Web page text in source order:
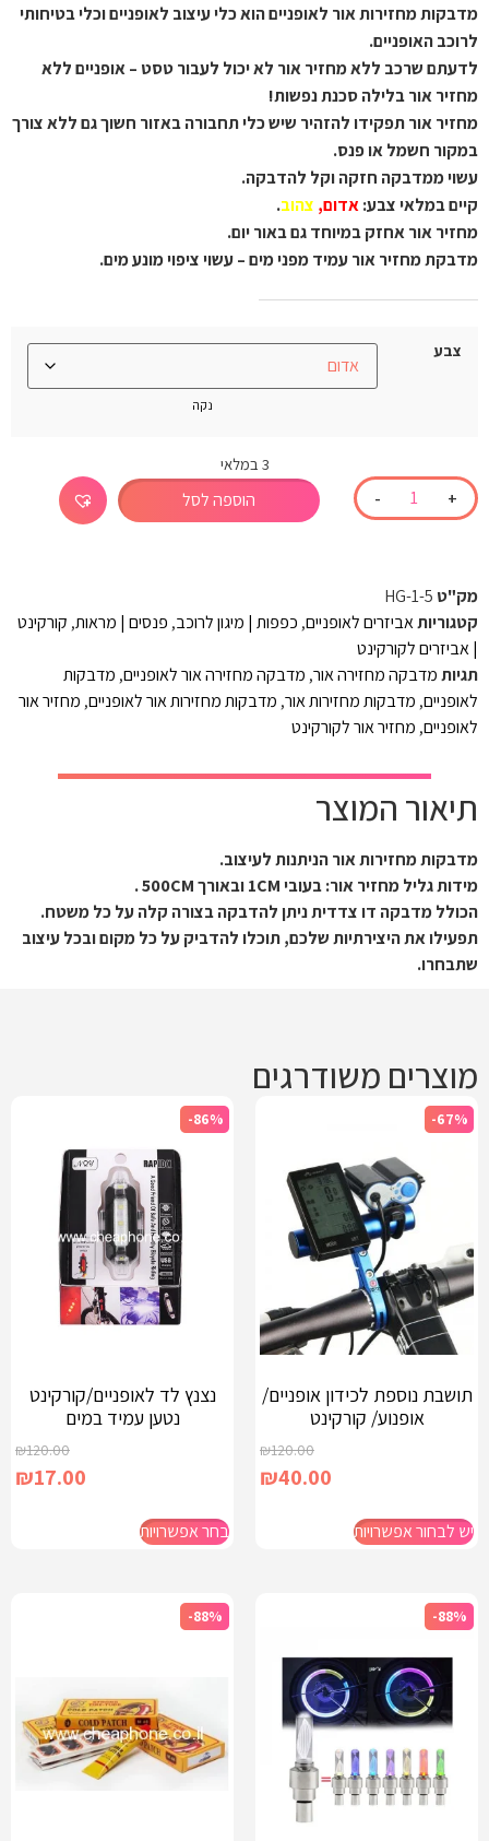
מדבקות מחזירות אור לאופניים הוא כלי עיצוב לאופניים וכלי בטיחותי
לרוכב האופניים.
לדעתם שרכב ללא מחזיר אור לא יכול לעבור טסט – אופניים ללא
מחזיר אור בלילה סכנת נפשות!
מחזיר אור תפקידו להזהיר שיש כלי תחבורה באזור חשוך גם ללא צורך
במקור חשמל או פנס.
עשוי ממדבקה חזקה וקל להדבקה.
קיים במלאי צבע:אדום, צהוב.
מחזיר אור אחזק במיוחד גם באור יום.
מדבקת מחזיר אור עמיד מפני מים – עשוי ציפוי מונע מים.
צבע
נקה
3 במלאי
+
- הוספה לסל
מק"ט HG-1-5
קטגוריותאביזרים לאופניים, כפפות | מיגון לרוכב, פנסים | מראות, קורקינט
| אביזרים לקורקינט
תגיותמדבקה מחזירה אור, מדבקה מחזירה אור לאופניים, מדבקות
לאופניים, מדבקות מחזירות אור, מדבקות מחזירות אור לאופניים, מחזיר אור
לאופניים, מחזיר אור לקורקינט
תיאור המוצר
מדבקות מחזירות אור הניתנות לעיצוב.
מידות גליל מחזיר אור: בעובי 1CM ובאורך 500CM .
הכולל מדבקה דו צדדית ניתן להדבקה בצורה קלה על כל משטח.
תפעילו את היצירתיות שלכם, תוכלו להדביק על כל מקום ובכל עיצוב
שתבחרו.
מוצרים משודרגים
-67%
תושבת נוספת לכידון אופניים/
אופנוע/ קורקינט
₪120.00
₪40.00
יש לבחור אפשרויות
-86%
נצנץ לד לאופניים/קורקינט
נטען עמיד במים
₪120.00
₪17.00
בחר אפשרויות
-88%
-88%